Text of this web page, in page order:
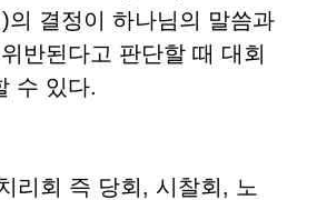
의 결정이 하나님의 말씀과
반된다고 판단할 때 대회
수 있다.
리회 즉 당회, 시찰회, 노